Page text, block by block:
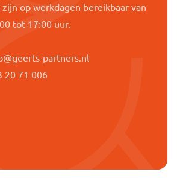
zijn op werkdagen bereikbaar van
tot 17:00 uur.
partners.nl
20 71 006